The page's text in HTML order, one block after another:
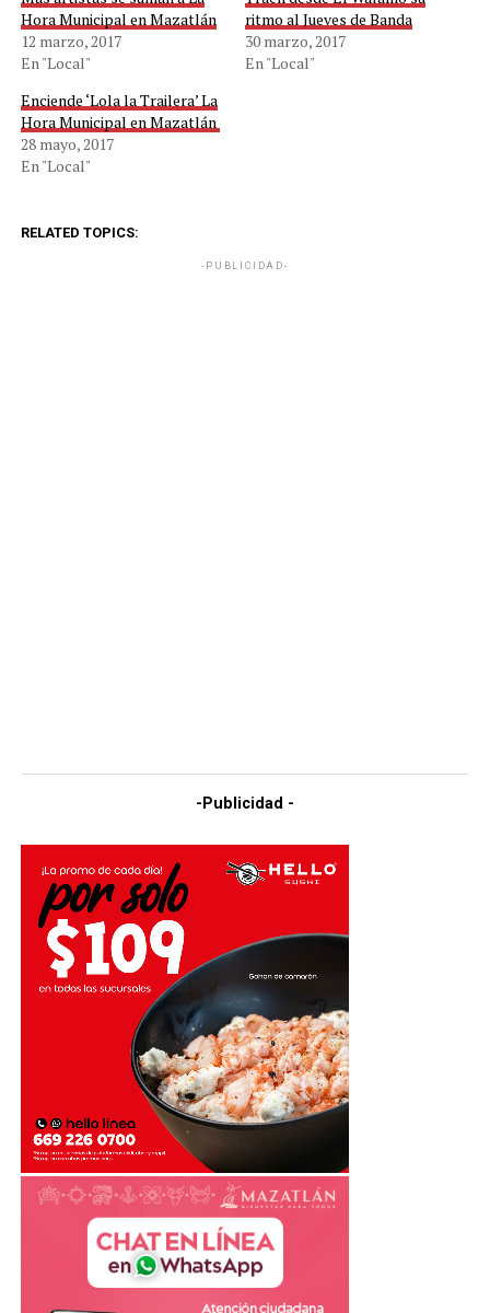
Hora Municipal en Mazatlán
12 marzo, 2017
En "Local"
ritmo al Jueves de Banda
30 marzo, 2017
En "Local"
Enciende ‘Lola la Trailera’ La
Hora Municipal en Mazatlán
28 mayo, 2017
En "Local"
RELATED TOPICS:
-PUBLICIDAD-
-Publicidad -